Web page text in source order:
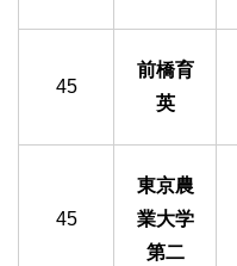
45
前橋育
英
45
東京農
業大学
第二